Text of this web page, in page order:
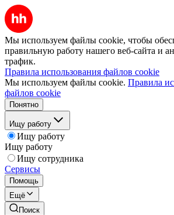
Мы используем файлы cookie, чтобы
правильную работу нашего веб-сайта и
трафик.
Правила использования файлов cookie
Мы используем файлы cookie. Правила
файлов cookie
Понятно
Ищу работу
Ищу работу
Ищу работу
Ищу сотрудника
Сервисы
Помощь
Ещё
Поиск